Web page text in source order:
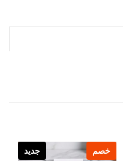
خصم جديد